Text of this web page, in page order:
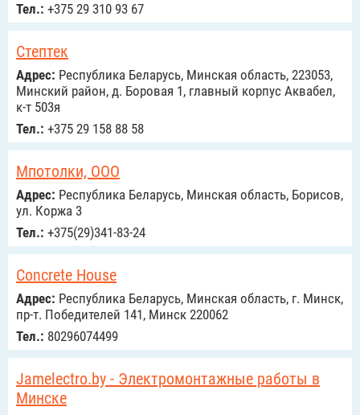
Тел.: +375 29 310 93 67
Стептек
Адрес: Республика Беларусь, Минская область, 223053,
Минский район, д. Боровая 1, главный корпус Аквабел,
к-т 503я
Тел.: +375 29 158 88 58
Мпотолки, ООО
Адрес: Республика Беларусь, Минская область, Борисов,
ул. Коржа 3
Тел.: +375(29)341-83-24
Concrete House
Адрес: Республика Беларусь, Минская область, г. Минск,
пр-т. Победителей 141, Минск 220062
Тел.: 80296074499
Jamelectro.by - Электромонтажные работы в
Минске